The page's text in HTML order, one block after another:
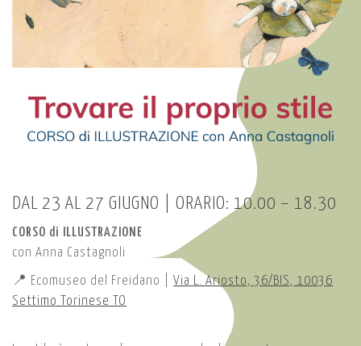
DAL 23 AL 27 GIUGNO | ORARIO: 10.00 – 18.30
CORSO di ILLUSTRAZIONE
con Anna Castagnoli
📍 Ecomuseo del Freidano | Via L. Ariosto, 36/BIS, 10036
Settimo Torinese TO